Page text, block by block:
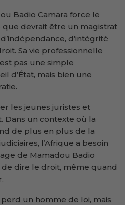
Badio Camara force le
que devrait être un magistrat
d’intégrité
Sa vie professionnelle
pas une simple
d’État, mais bien une
les jeunes juristes et
Dans un contexte où la
de plus en plus de la
l’Afrique a besoin
de Mamadou Badio
de dire le droit, même quand
un homme de loi, mais